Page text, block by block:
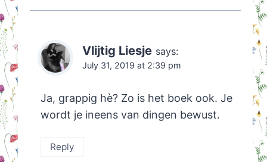
Vlijtig Liesje says:
July 31, 2019 at 2:39 pm
Ja, grappig hè? Zo is het boek ook. Je
wordt je ineens van dingen bewust.
Reply